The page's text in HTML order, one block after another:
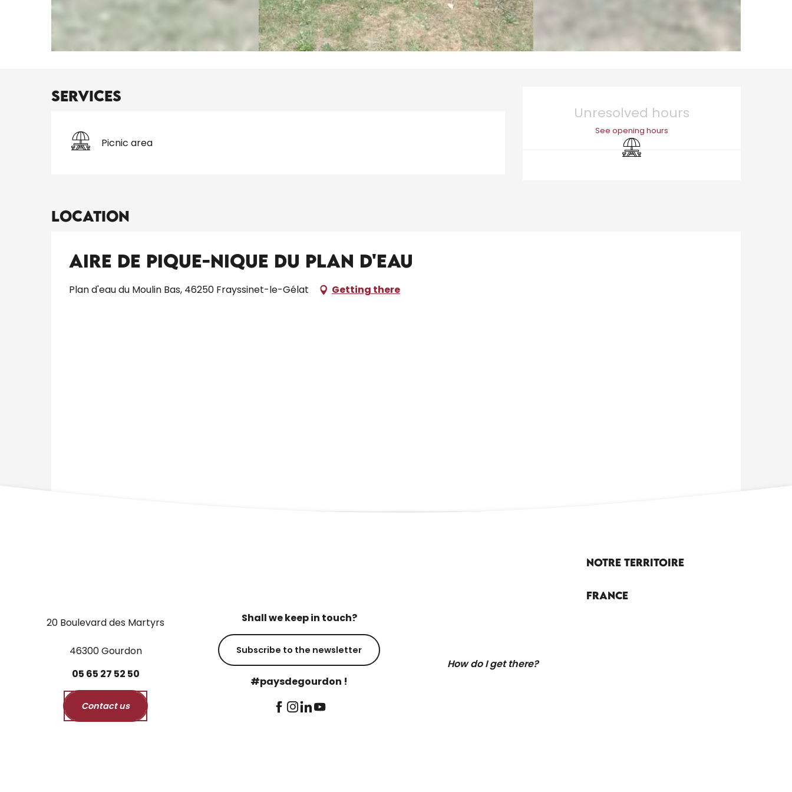
Unresolved hours
See opening hours
Picnic area
Services
Picnic area
Location
Aire de Pique-Nique du Plan d'Eau
Plan d'eau du Moulin Bas, 46250 Frayssinet-le-Gélat Getting there
20 Boulevard des Martyrs
46300 Gourdon
05 65 27 52 50
Contact us
Shall we keep in touch?
Subscribe to the newsletter
#paysdegourdon !
How do I get there?
Notre territoire
France